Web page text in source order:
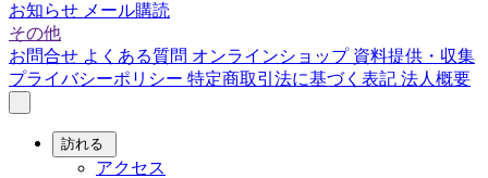
お知らせ メール購読
その他
お問合せ よくある質問 オンラインショップ 資料提供・収集
プライバシーポリシー 特定商取引法に基づく表記 法人概要
訪れる
アクセス